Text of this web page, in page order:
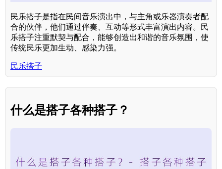
民乐搭子是指在民间音乐演出中，与主角或乐器演奏者配
合的伙伴，他们通过伴奏、互动等形式丰富演出内容。民
乐搭子注重默契与配合，能够创造出和谐的音乐氛围，使
传统民乐更加生动、感染力强。
民乐搭子
什么是搭子各种搭子？